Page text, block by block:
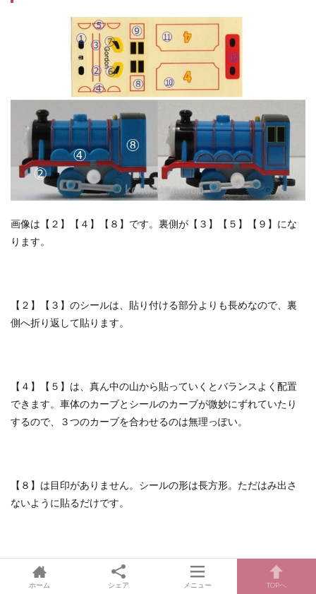
画像は【２】【４】【８】です。裏側が【３】【５】【９】にな
ります。
【２】【３】のシールは、貼り付ける部分よりも長めなので、裏
側へ折り返して貼ります。
【４】【５】は、真ん中の山から貼っていくとバランスよく配置
できます。車体のカーブとシールのカーブが微妙にずれていたり
するので、３つのカーブを合わせるのは無理っぽい。
【８】は目印がありません。シールの形は長方形。ただはみ出さ
ないように貼るだけです。
ゴードンの炭水車 シールの貼り方
ホーム シェア メニュー TOPへ